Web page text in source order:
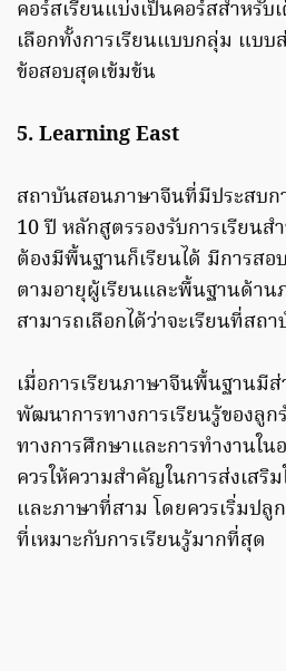
คอร์สเรียนแบ่งเป็นคอร์สสำหรับ
เลือกทั้งการเรียนแบบกลุ่ม แบ
ข้อสอบสุดเข้มข้น
5. Learning East
สถาบันสอนภาษาจีนที่มีประสบ
10 ปี หลักสูตรรองรับการเรียน
ต้องมีพื้นฐานก็เรียนได้ มีการส
ตามอายุผู้เรียนและพื้นฐานด้าน
สามารถเลือกได้ว่าจะเรียนที่สถ
เมื่อการเรียนภาษาจีนพื้นฐานมีส่
พัฒนาการทางการเรียนรู้ของลู
ทางการศึกษาและการทำงาน
ควรให้ความสำคัญในการส่งเสริ
และภาษาที่สาม โดยควรเริ่มปลู
ที่เหมาะกับการเรียนรู้มากที่สุด